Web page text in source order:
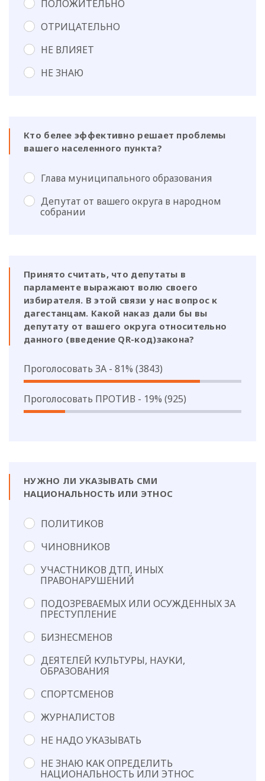
ПОЛОЖИТЕЛЬНО
ОТРИЦАТЕЛЬНО
НЕ ВЛИЯЕТ
НЕ ЗНАЮ
Кто белее эффективно решает проблемы
вашего населенного пункта?
Глава муниципального образования
Депутат от вашего округа в народном
собрании
Принято считать, что депутаты в
парламенте выражают волю своего
избирателя. В этой связи у нас вопрос к
дагестанцам. Какой наказ дали бы вы
депутату от вашего округа относительно
данного (введение QR-код)закона?
Проголосовать ЗА - 81% (3843)
Проголосовать ПРОТИВ - 19% (925)
НУЖНО ЛИ УКАЗЫВАТЬ СМИ
НАЦИОНАЛЬНОСТЬ ИЛИ ЭТНОС
ПОЛИТИКОВ
ЧИНОВНИКОВ
УЧАСТНИКОВ ДТП, ИНЫХ
ПРАВОНАРУШЕНИЙ
ПОДОЗРЕВАЕМЫХ ИЛИ ОСУЖДЕННЫХ ЗА
ПРЕСТУПЛЕНИЕ
БИЗНЕСМЕНОВ
ДЕЯТЕЛЕЙ КУЛЬТУРЫ, НАУКИ,
ОБРАЗОВАНИЯ
СПОРТСМЕНОВ
ЖУРНАЛИСТОВ
НЕ НАДО УКАЗЫВАТЬ
НЕ ЗНАЮ КАК ОПРЕДЕЛИТЬ
НАЦИОНАЛЬНОСТЬ ИЛИ ЭТНОС